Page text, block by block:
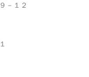
－１２